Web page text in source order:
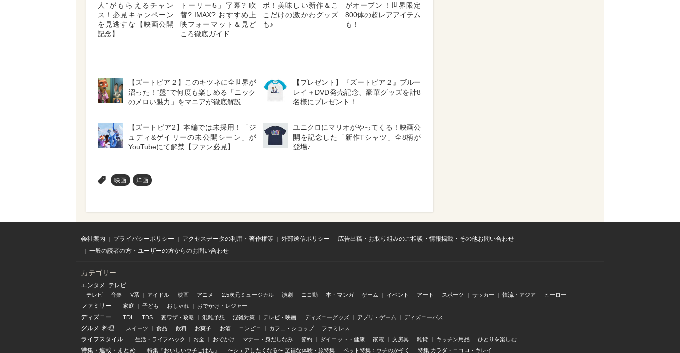
人”がもらえるチャン
ス！必見キャンペーン
を見逃すな【映画公開
記念】
トーリー5」字幕? 吹
替? IMAX? おすすめ上
映フォーマット＆見ど
ころ徹底ガイド
ボ！美味しい新作＆こ
こだけの激かわグッズ
も♪
がオープン！世界限定
800体の超レアアイテム
も！
【ズートピア２】このキツネに全世界が
沼った！“盤”で何度も楽しめる「ニック
のメロい魅力」をマニアが徹底解説
【プレゼント】『ズートピア２』ブルー
レイ＋DVD発売記念、豪華グッズを計8
名様にプレゼント！
【ズートピア2】本編では未採用！「ジ
ュディ&ゲイリーの未公開シーン」が
YouTubeにて解禁【ファン必見】
ユニクロにマリオがやってくる！映画公
開を記念した「新作Tシャツ」全8柄が
登場♪
映画 洋画
会社案内 プライバシーポリシー アクセスデータの利用・著作権等 外部送信ポリシー
広告出稿・お取り組みのご相談・情報掲載・その他お問い合わせ
一般の読者の方・ユーザーの方からのお問い合わせ
カテゴリー
エンタメ･テレビ
テレビ 音楽 V系 アイドル 映画 アニメ 2.5次元ミュージカル 演劇 ニコ動 本・マンガ ゲーム イベント アート スポーツ サッカー 韓流・アジア ヒーロー
ファミリー 家庭 子ども おしゃれ おでかけ・レジャー
ディズニー TDL TDS 裏ワザ・攻略 混雑予想 混雑対策 テレビ・映画 ディズニーグッズ アプリ・ゲーム ディズニーパス
グルメ･料理 スイーツ 食品 飲料 お菓子 お酒 コンビニ カフェ・ショップ ファミレス
ライフスタイル 生活・ライフハック お金 おでかけ マナー・身だしなみ 節約 ダイエット・健康 家電 文房具 雑貨 キッチン用品 ひとりを楽しむ
特集 ・ 連載 ・ まとめ 特集『おいしいウチごはん』 〜シェアしたくなる〜 至福な体験・旅特集 ペット特集：ウチのかぞく 特集 カラダ・ココロ・キレイ